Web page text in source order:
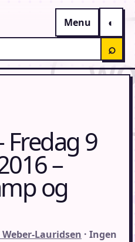
Menu
⌕
Fredag 9
–
og
Weber-Lauridsen · Ingen